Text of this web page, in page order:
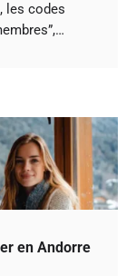
les codes
en Andorre